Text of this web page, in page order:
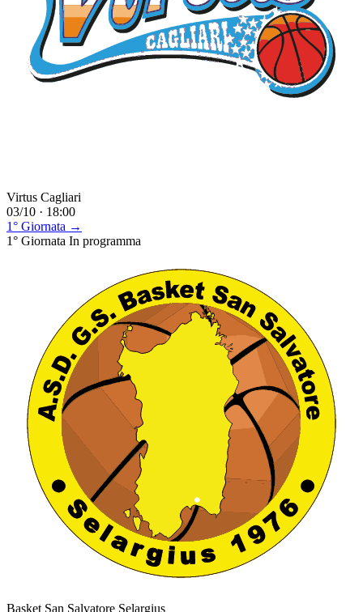
Virtus Cagliari
03/10 · 18:00
1° Giornata →
1° Giornata In programma
Basket San Salvatore Selargius